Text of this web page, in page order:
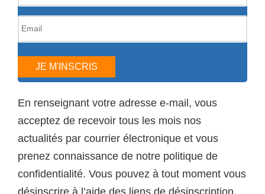
JE M'INSCRIS
En renseignant votre adresse e-mail, vous
acceptez de recevoir tous les mois nos
actualités par courrier électronique et vous
prenez connaissance de notre politique de
confidentialité. Vous pouvez à tout moment vous
désinscrire à l’aide des liens de désinscription.